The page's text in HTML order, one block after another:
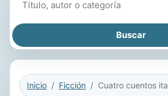
Inicio Ficción